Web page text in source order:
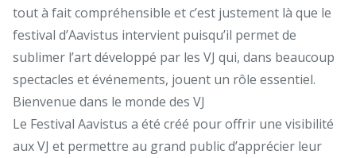
tout à fait compréhensible et c’est justement là que le
festival d’Aavistus intervient puisqu’il permet de
sublimer l’art développé par les VJ qui, dans beaucoup
spectacles et événements, jouent un rôle essentiel.
Bienvenue dans le monde des VJ
Le Festival Aavistus a été créé pour offrir une visibilité
aux VJ et permettre au grand public d’apprécier leur